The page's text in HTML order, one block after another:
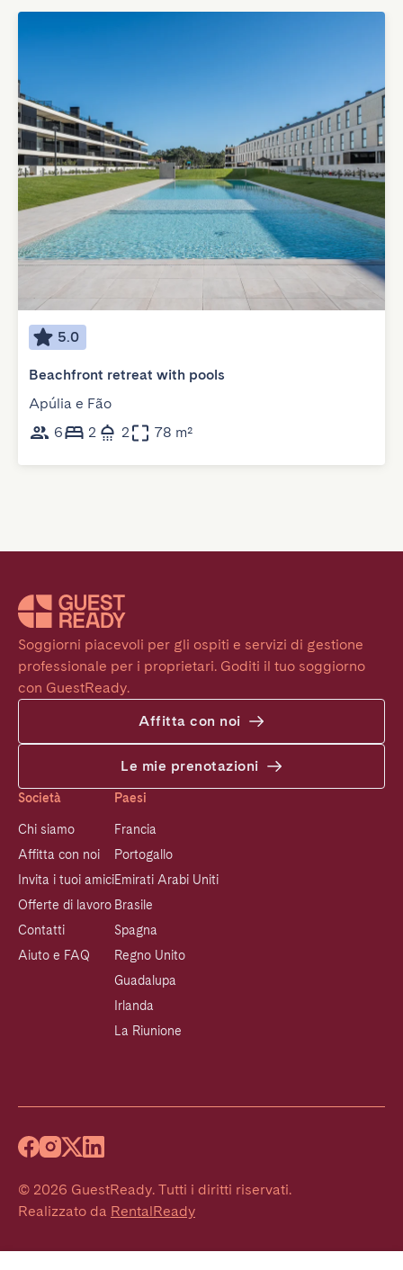
5.0
Beachfront retreat with pools
Apúlia e Fão
6
2 2 78 m²
Soggiorni piacevoli per gli ospiti e servizi di gestione
professionale per i proprietari. Goditi il tuo soggiorno
con GuestReady.
Affitta con noi
Le mie prenotazioni
Società
Chi siamo
Affitta con noi
Invita i tuoi amici
Offerte di lavoro
Contatti
Aiuto e FAQ
Paesi
Francia
Portogallo
Emirati Arabi Uniti
Brasile
Spagna
Regno Unito
Guadalupa
Irlanda
La Riunione
© 2026 GuestReady. Tutti i diritti riservati.
Realizzato da RentalReady